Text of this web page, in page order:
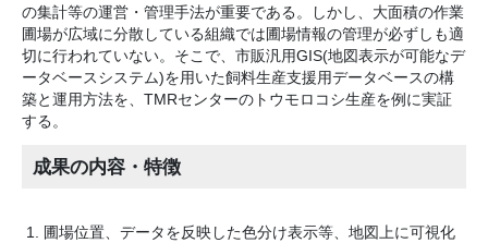
の集計等の運営・管理手法が重要である。しかし、大面積の作業
圃場が広域に分散している組織では圃場情報の管理が必ずしも適
切に行われていない。そこで、市販汎用GIS(地図表示が可能なデ
ータベースシステム)を用いた飼料生産支援用データベースの構
築と運用方法を、TMRセンターのトウモロコシ生産を例に実証
する。
成果の内容・特徴
圃場位置、データを反映した色分け表示等、地図上に可視化